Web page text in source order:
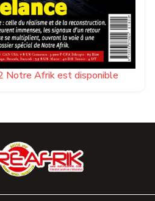
Notre Afrik est disponible